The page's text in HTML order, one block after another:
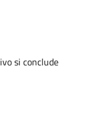
si conclude